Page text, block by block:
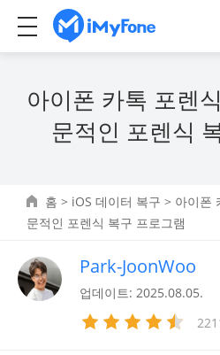
아이폰 카톡 포렌
문적인 포렌식
홈 > iOS 데이터 복구 > 아이폰
문적인 포렌식 복구 프로그램
Park-JoonWoo
업데이트: 2025.08.05.